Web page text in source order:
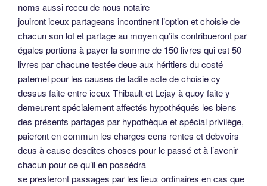
noms aussi receu de nous notaire
jouiront iceux partageans incontinent l’option et choisie de
chacun son lot et partage au moyen qu’ils contribueront par
égales portions à payer la somme de 150 livres qui est 50
livres par chacune testée deue aux héritiers du costé
paternel pour les causes de ladite acte de choisie cy
dessus faite entre iceux Thibault et Lejay à quoy faite y
demeurent spécialement affectés hypothéqués les biens
des présents partages par hypothèque et spécial privilège,
paieront en commun les charges cens rentes et debvoirs
deus à cause desdites choses pour le passé et à l’avenir
chacun pour ce qu’il en possédra
se presteront passages par les lieux ordinaires en cas que